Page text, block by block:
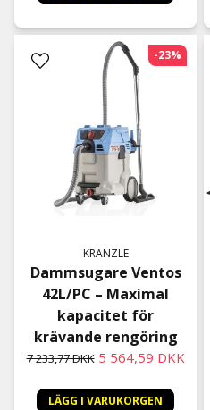
KRÄNZLE
Dammsugare Ventos
42L/PC – Maximal
kapacitet för
krävande rengöring
7 233,77 DKK 5 564,59 DKK
LÄGG I VARUKORGEN
-23%